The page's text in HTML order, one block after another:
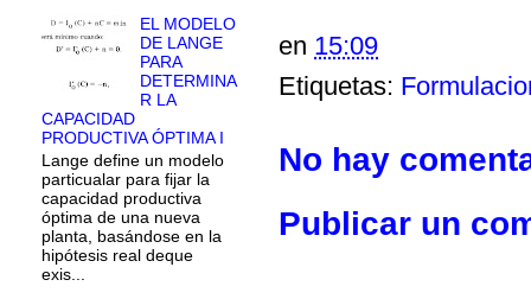
en 15:09
Etiquetas:
No hay
Publicar un
EL MODELO
DE LANGE
PARA
DETERMINA
R LA
CAPACIDAD
PRODUCTIVA ÓPTIMA I
Lange define un modelo
particualar para fijar la
capacidad productiva
óptima de una nueva
planta, basándose en la
hipótesis real deque
exis...